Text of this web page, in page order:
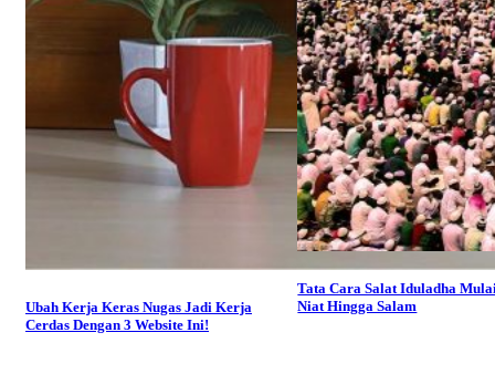
Ubah Kerja Keras Nugas Jadi Kerja
Cerdas Dengan 3 Website Ini!
Tata Cara Salat Iduladha
Niat Hingga Salam